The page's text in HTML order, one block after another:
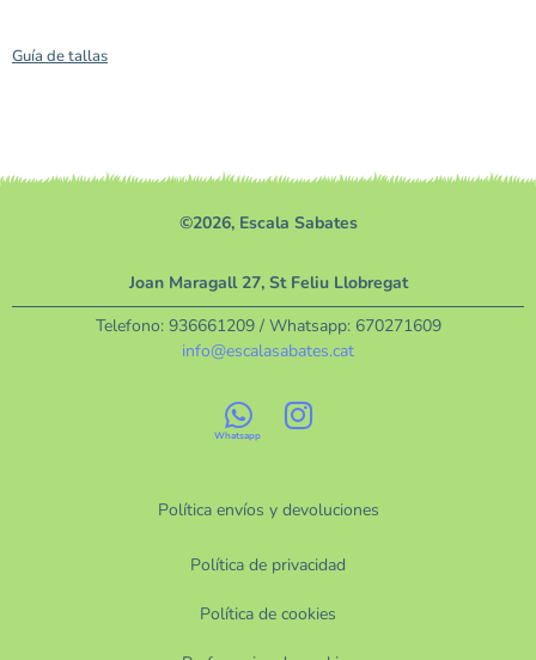
Guía de tallas
©2026, Escala Sabates
Política envíos y devoluciones
Política de privacidad
Política de cookies
Joan Maragall 27, St Feliu Llobregat
Telefono: 936661209/ Whatsapp: 670271609
info@escalasabates.cat